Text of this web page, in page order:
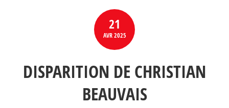
21
AVR2025
DISPARITION DE CHRISTIAN
BEAUVAIS